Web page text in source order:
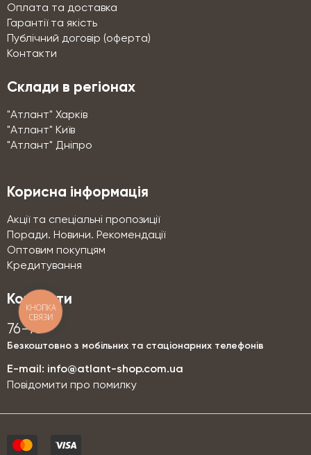
Оплата та доставка
Гарантії та якість
Публічний договір (оферта)
Контакти
Склади в регіонах
"Атлант" Харків
"Атлант" Київ
"Атлант" Дніпро
Корисна інформація
Акції та спеціальні пропозиції
Поради. Новини. Рекомендації
Оптовим покупцям
Кредитування
Контакти
76-76
Безкоштовно з мобільних та стаціонарних телефонів
E-mail: info@atlant-shop.com.ua
Повідомити про помилку
КНОПКА
СВЯЗИ